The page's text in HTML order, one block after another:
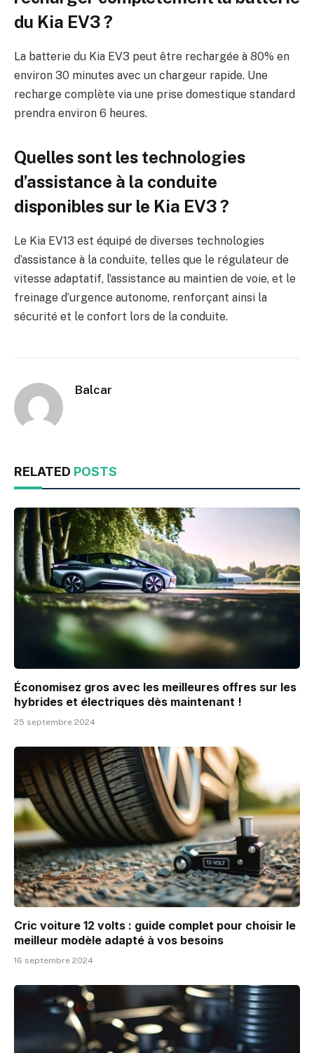
du Kia EV3 ?
La batterie du Kia EV3 peut être rechargée à 80% en
environ 30 minutes avec un chargeur rapide. Une
recharge complète via une prise domestique standard
prendra environ 6 heures.
Quelles sont les technologies
d’assistance à la conduite
disponibles sur le Kia EV3 ?
Le Kia EV13 est équipé de diverses technologies
d’assistance à la conduite, telles que le régulateur de
vitesse adaptatif, l’assistance au maintien de voie, et le
freinage d’urgence autonome, renforçant ainsi la
sécurité et le confort lors de la conduite.
Balcar
RELATED POSTS
Économisez gros avec les meilleures offres sur les
hybrides et électriques dès maintenant !
25 septembre 2024
Cric voiture 12 volts : guide complet pour choisir le
meilleur modèle adapté à vos besoins
16 septembre 2024